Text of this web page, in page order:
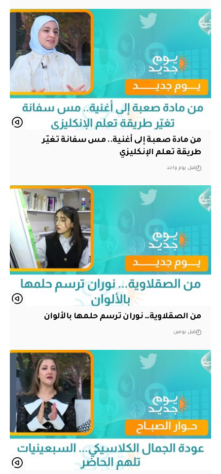
من مادة صعبة إلى أغنية.. مس سفانة تغيّر
طريقة تعلم الإنكليزي
قبل يوم واحد
من الصقلاوية… نوران ترسم حلمها بالألوان
قبل يومين